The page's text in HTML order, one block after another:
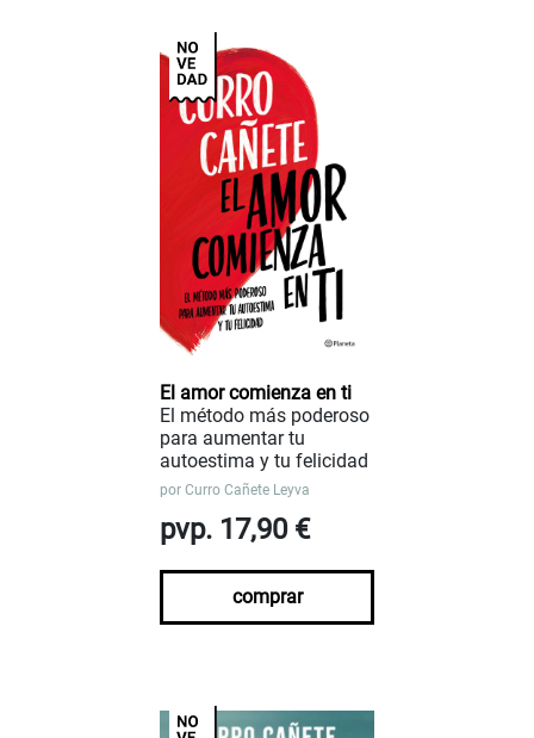
El amor comienza en ti
El método más poderoso
para aumentar tu
autoestima y tu felicidad
por Curro Cañete Leyva
pvp. 17,90 €
comprar